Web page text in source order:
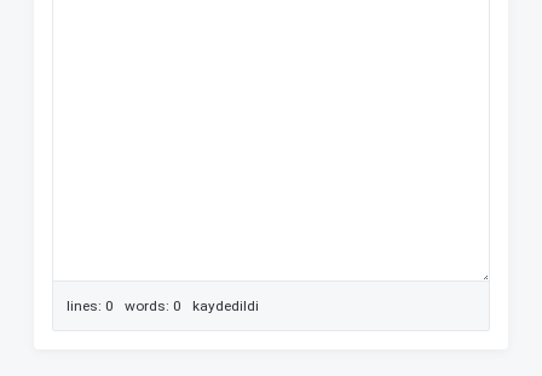
lines: 0 words: 0 kaydedildi